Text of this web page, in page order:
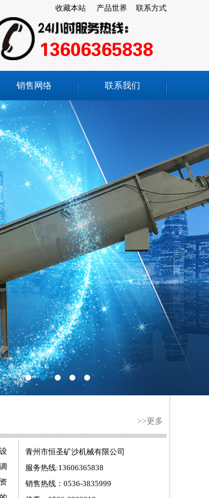
收藏本站 产品世界 联系方式
销售网络 联系我们
>>更多
青州市恒圣矿沙机械有限公司
服务热线:13606365838
销售热线：0536-3835999